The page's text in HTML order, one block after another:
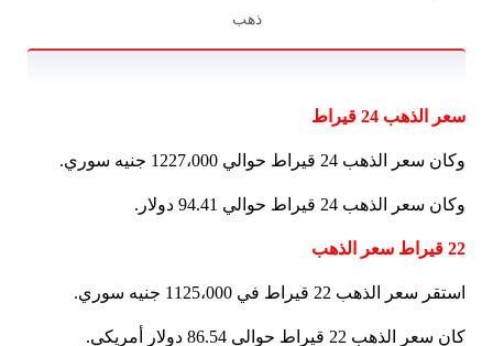
ذهب
سعر الذهب 24 قيراط
وكان سعر الذهب 24 قيراط حوالي 1227،000 جنيه سوري.
وكان سعر الذهب 24 قيراط حوالي 94.41 دولار.
22 قيراط سعر الذهب
استقر سعر الذهب 22 قيراط في 1125،000 جنيه سوري.
كان سعر الذهب 22 قيراط حوالي 86.54 دولار أمريكي.